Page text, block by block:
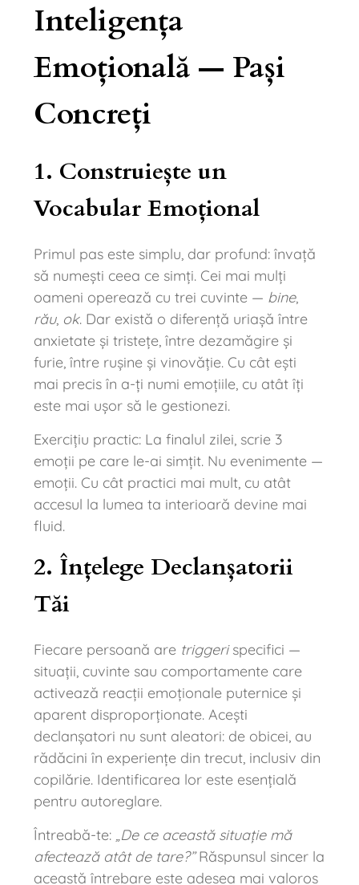
Inteligența
Emoțională — Pași
Concreți
1. Construiește un
Vocabular Emoțional
Primul pas este simplu, dar profund: învață
să numești ceea ce simți. Cei mai mulți
oameni operează cu trei cuvinte — bine,
rău, ok. Dar există o diferență uriașă între
anxietate și tristețe, între dezamăgire și
furie, între rușine și vinovăție. Cu cât ești
mai precis în a-ți numi emoțiile, cu atât îți
este mai ușor să le gestionezi.
Exercițiu practic: La finalul zilei, scrie 3
emoții pe care le-ai simțit. Nu evenimente —
emoții. Cu cât practici mai mult, cu atât
accesul la lumea ta interioară devine mai
fluid.
2. Înțelege Declanșatorii
Tăi
Fiecare persoană are triggerispecifici —
situații, cuvinte sau comportamente care
activează reacții emoționale puternice și
aparent disproporționate. Acești
declanșatori nu sunt aleatori: de obicei, au
rădăcini în experiențe din trecut, inclusiv din
copilărie. Identificarea lor este esențială
pentru autoreglare.
Întreabă-te: „De ce această situație mă
afectează atât de tare?”Răspunsul sincer la
această întrebare este adesea mai valoros